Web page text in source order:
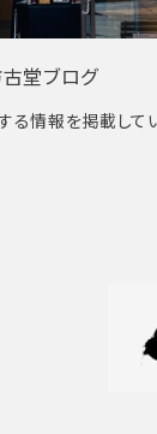
堂ブログ
る情報を掲載してい